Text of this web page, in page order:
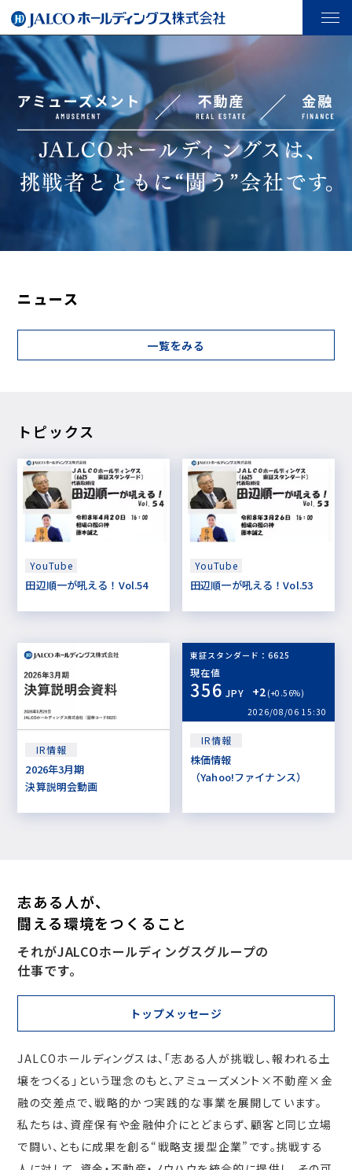
ニュース
一覧をみる
トピックス
YouTube
田辺順一が吼える！Vol.54
YouTube
田辺順一が吼える！Vol.53
IR情報
2026年3月期
決算説明会動画
東証スタンダード：6625
現在値
356 JPY +2 (+0.56%)
2026/08/06 15:30
IR情報
株価情報
（Yahoo!ファイナンス）
志ある人が、
闘える環境をつくること
それがJALCOホールディングスグループの
仕事です。
トップメッセージ
JALCOホールディングスは、「志ある人が挑戦し、報われる土
壌をつくる」という理念のもと、アミューズメント×不動産×金
融の交差点で、戦略的かつ実践的な事業を展開しています。
私たちは、資産保有や金融仲介にとどまらず、顧客と同じ立場
で闘い、ともに成果を創る“戦略支援型企業”です。挑戦する